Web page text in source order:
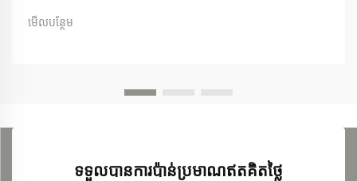
មើលបន្ថែម
ទទួលបានការប៉ាន់ប្រមាណឥតគិតថ្លៃ